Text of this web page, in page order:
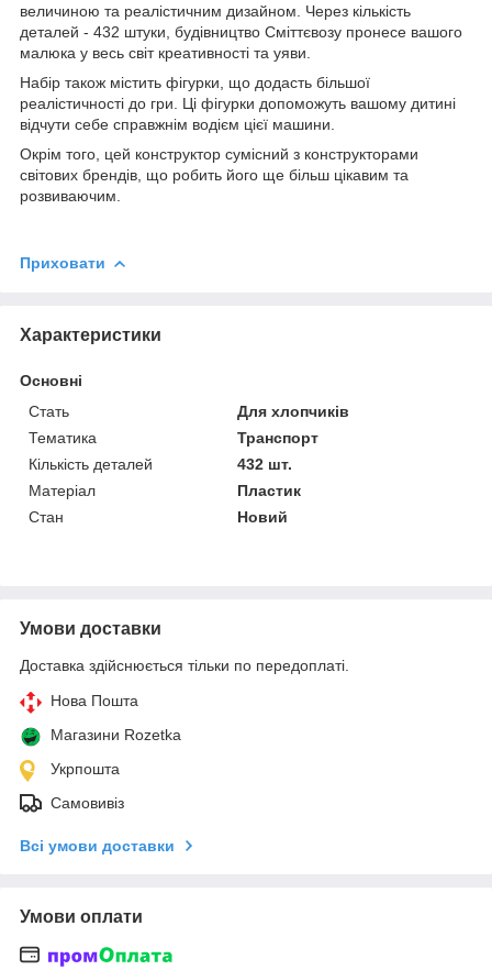
величиною та реалістичним дизайном. Через кількість
деталей - 432 штуки, будівництво Сміттєвозу пронесе вашого
малюка у весь світ креативності та уяви.
Набір також містить фігурки, що додасть більшої
реалістичності до гри. Ці фігурки допоможуть вашому дитині
відчути себе справжнім водієм цієї машини.
Окрім того, цей конструктор сумісний з конструкторами
світових брендів, що робить його ще більш цікавим та
розвиваючим.
Приховати
Характеристики
Основні
Стать
Для хлопчиків
Тематика
Транспорт
Кількість деталей
432 шт.
Матеріал
Пластик
Стан
Новий
Умови доставки
Доставка здійснюється тільки по передоплаті.
Нова Пошта
Магазини Rozetka
Укрпошта
Самовивіз
Всі умови доставки
Умови оплати